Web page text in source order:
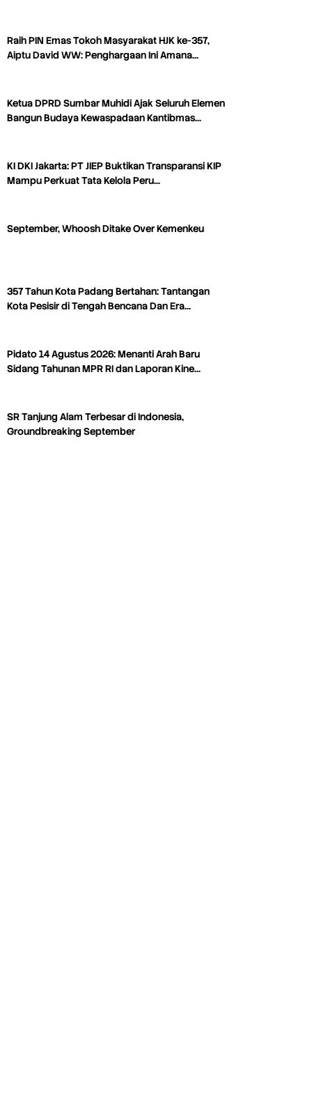
Raih PIN Emas Tokoh Masyarakat HJK ke-357,
Aiptu David WW: Penghargaan Ini Amana…
Ketua DPRD Sumbar Muhidi Ajak Seluruh Elemen
Bangun Budaya Kewaspadaan Kantibmas…
KI DKI Jakarta: PT JIEP Buktikan Transparansi KIP
Mampu Perkuat Tata Kelola Peru…
September, Whoosh Ditake Over Kemenkeu
357 Tahun Kota Padang Bertahan: Tantangan
Kota Pesisir di Tengah Bencana Dan Era…
Pidato 14 Agustus 2026: Menanti Arah Baru
Sidang Tahunan MPR RI dan Laporan Kine…
SR Tanjung Alam Terbesar di Indonesia,
Groundbreaking September